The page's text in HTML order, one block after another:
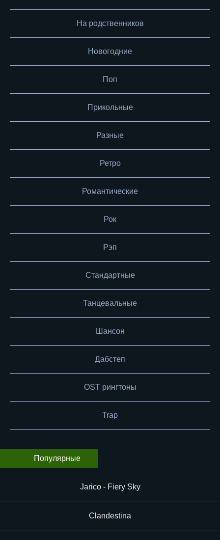
На родственников
Новогодние
Поп
Прикольные
Разные
Ретро
Романтические
Рок
Рэп
Стандартные
Танцевальные
Шансон
Дабстеп
OST рингтоны
Trap
Популярные
Jarico - Fiery Sky
Clandestina